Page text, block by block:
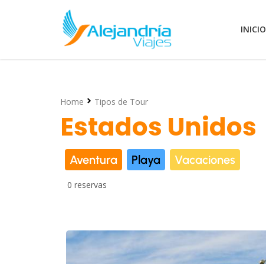
INICIO
Home Tipos de Tour
Estados Unidos
Aventura Playa Vacaciones
0 reservas